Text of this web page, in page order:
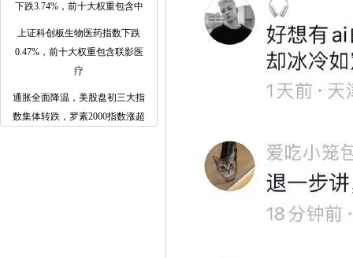
下跌3.74%，前十大权重包含中
上证科创板生物医药指数下跌
0.47%，前十大权重包含联影医
疗
通胀全面降温，美股盘初三大指
数集体转跌，罗素2000指数涨超